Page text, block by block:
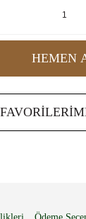
HEMEN